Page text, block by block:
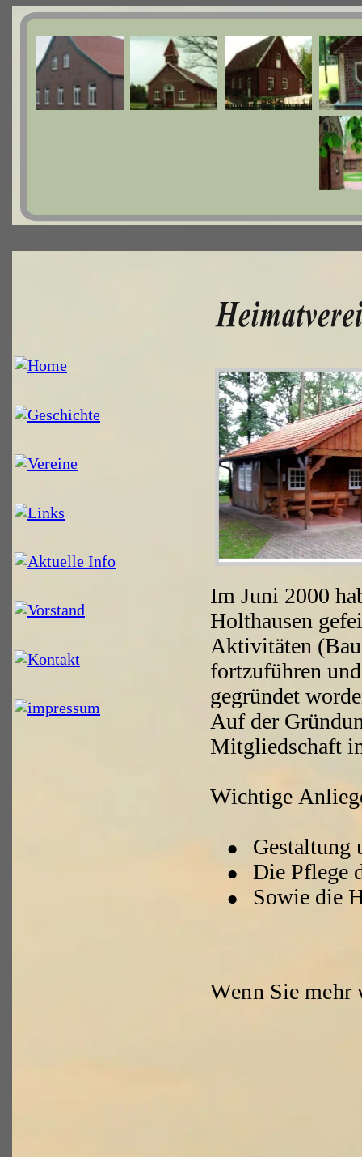
Im Juni 2000
Holthausen
Aktivitäten
fortzuführen
gegründet
Auf der
Mitgliedschaft
Wichtige
• Gestaltung
• Die Pflege
• Sowie die
Wenn Sie